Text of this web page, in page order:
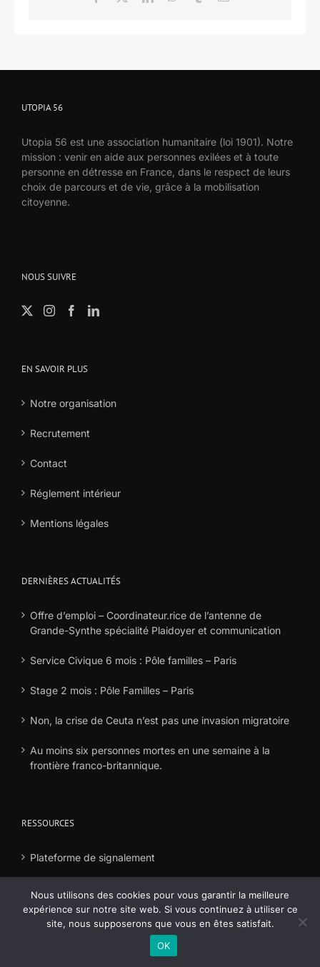
UTOPIA 56
Utopia 56 est une association humanitaire (loi 1901). Notre
mission : venir en aide aux personnes exilées et à toute
personne en détresse en France, dans le respect de leurs
choix de parcours et de vie, grâce à la mobilisation
citoyenne.
NOUS SUIVRE
EN SAVOIR PLUS
Notre organisation
Recrutement
Contact
Réglement intérieur
Mentions légales
DERNIÈRES ACTUALITÉS
Offre d’emploi – Coordinateur.rice de l’antenne de
Grande-Synthe spécialité Plaidoyer et communication
Service Civique 6 mois : Pôle familles – Paris
Stage 2 mois : Pôle Familles – Paris
Non, la crise de Ceuta n’est pas une invasion migratoire
Au moins six personnes mortes en une semaine à la
frontière franco-britannique.
RESSOURCES
Plateforme de signalement
Nous utilisons des cookies pour vous garantir la meilleure
expérience sur notre site web. Si vous continuez à utiliser ce
site, nous supposerons que vous en êtes satisfait.
OK